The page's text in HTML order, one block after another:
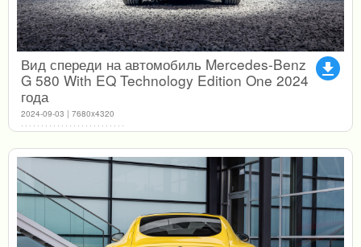
file_download
Вид спереди на автомобиль Mercedes-Benz
G 580 With EQ Technology Edition One 2024
года
2024-09-03 | 7680x4320